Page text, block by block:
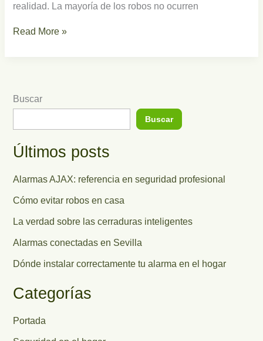
realidad. La mayoría de los robos no ocurren
Read More »
Buscar
Buscar
Últimos posts
Alarmas AJAX: referencia en seguridad profesional
Cómo evitar robos en casa
La verdad sobre las cerraduras inteligentes
Alarmas conectadas en Sevilla
Dónde instalar correctamente tu alarma en el hogar
Categorías
Portada